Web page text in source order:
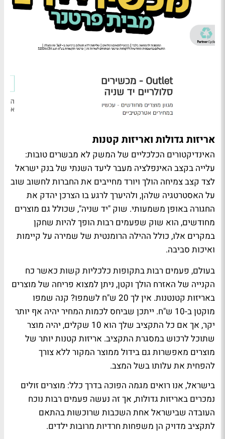
אריזות גדולות ואריזות קטנות
האינדיקטורים הכלכליים של המשק לא מבשרים טובות:
עלייה בקצב האינפלציה מעבר ליעד השנתי של בנק ישראל
לצד קצב צמיחה הולך ויורד מחייבים את החברות לחשוב שוב
על האסטרטגיה שלהן, ולהיערך לרגע בו הצרכן יהדק את
החגורה באופן משמעותי. שוק "יד שניה", שכולל גם מוצרים
מחודשים, הוא שוק שפעמים רבות הופך להיות שחקן
במקרים אלו, כולל ההילה הרומנטית של שמירה על קיימות
ואיכות סביבה.
בעולם, פעמים רבות בתקופות כלכליות קשות כאשר כח
הקנייה של האזרח הולך וקטן, ניתן למצוא פריחה של מוצרים
באריזות קטנטנות. אין לך 20 ש"ח לשמפו? קנה שמפו
מוקטן ב-10 ש"ח. ייתכן שביחס לכמות המחיר יהיה אף יותר
יקר, אך אם כל התקציב שלך הוא 10 שקלים, יהיה מוצר
שתוכל לרכוש במסגרת התקציב. אריזות קטנות יותר של
מוצרים מאפשרות גם בידול ממוצר המקור ללא צורך
להפחית את עלותו בשל המצב.
בישראל, אנו רואים מגמה הפוכה בדרך כלל: מוצרים זולים
נמכרים באריזות גדולות, אך זה נעשה פעמים רבות נוכח
העובדה שבישראל אחת השכבות שרוכשות בהתאם
לתקציב מדויק הן משפחות חרדיות מרובות ילדים.